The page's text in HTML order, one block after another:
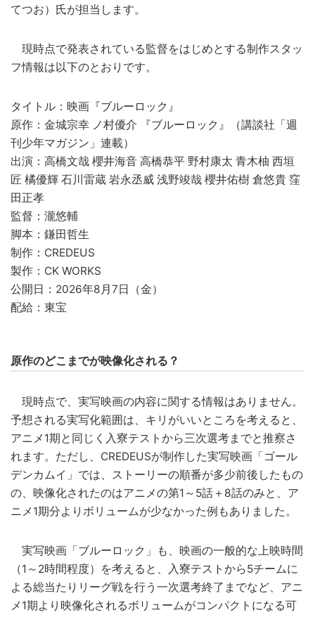
てつお）氏が担当します。
現時点で発表されている監督をはじめとする制作スタッ
フ情報は以下のとおりです。
タイトル：映画『ブルーロック』
原作：金城宗幸 ノ村優介 『ブルーロック』（講談社「週
刊少年マガジン」連載）
出演：高橋文哉 櫻井海音 高橋恭平 野村康太 青木柚 西垣
匠 橘優輝 石川雷蔵 岩永丞威 浅野竣哉 櫻井佑樹 倉悠貴 窪
田正孝
監督：瀧悠輔
脚本：鎌田哲生
制作：CREDEUS
製作：CK WORKS
公開日：2026年8月7日（金）
配給：東宝
原作のどこまでが映像化される？
現時点で、実写映画の内容に関する情報はありません。
予想される実写化範囲は、キリがいいところを考えると、
アニメ1期と同じく入寮テストから三次選考までと推察さ
れます。ただし、CREDEUSが制作した実写映画「ゴール
デンカムイ」では、ストーリーの順番が多少前後したもの
の、映像化されたのはアニメの第1～5話＋8話のみと、ア
ニメ1期分よりボリュームが少なかった例もありました。
実写映画「ブルーロック」も、映画の一般的な上映時間
（1～2時間程度）を考えると、入寮テストから5チームに
よる総当たりリーグ戦を行う一次選考終了までなど、アニ
メ1期より映像化されるボリュームがコンパクトになる可